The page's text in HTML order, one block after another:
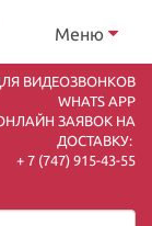
Меню
ВИДЕОЗВОНКОВ
WHATS APP
ЗАЯВОК НА
ДОСТАВКУ:
+ 7 (747) 915-43-55